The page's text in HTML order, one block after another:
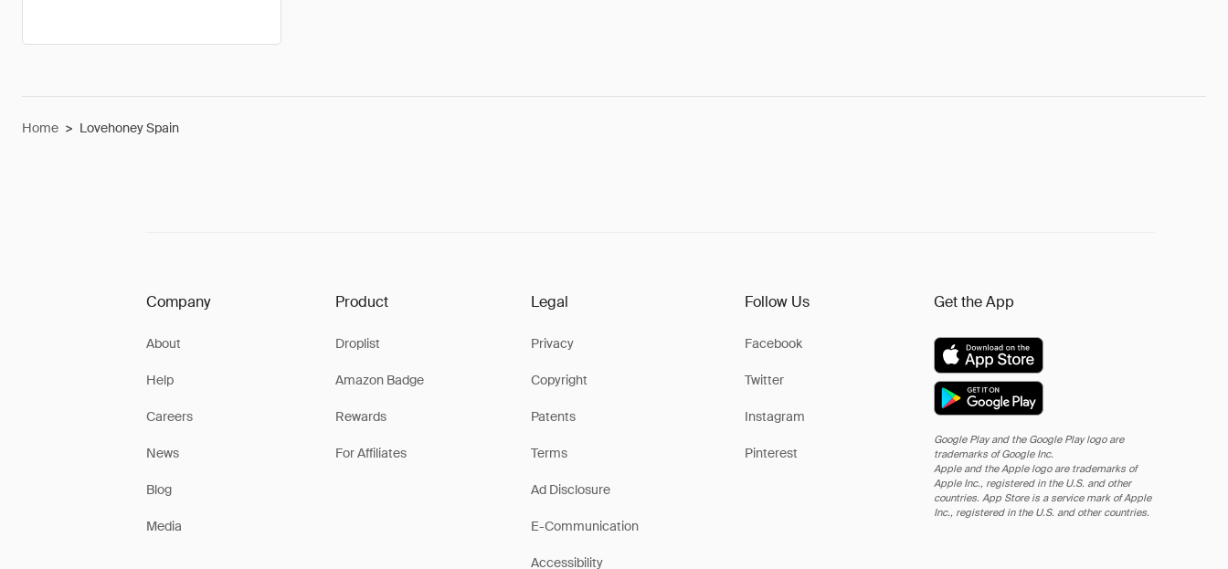
Home > Lovehoney Spain
Company
About
Help
Careers
News
Blog
Media
Product
Droplist
Amazon Badge
Rewards
For Affiliates
Legal
Privacy
Copyright
Patents
Terms
Ad Disclosure
E-Communication
Accessibility
Follow Us
Facebook
Twitter
Instagram
Pinterest
Get the App
Google Play and the Google Play logo are
trademarks of Google Inc.
Apple and the Apple logo are trademarks of
Apple Inc., registered in the U.S. and other
countries. App Store is a service mark of Apple
Inc., registered in the U.S. and other countries.